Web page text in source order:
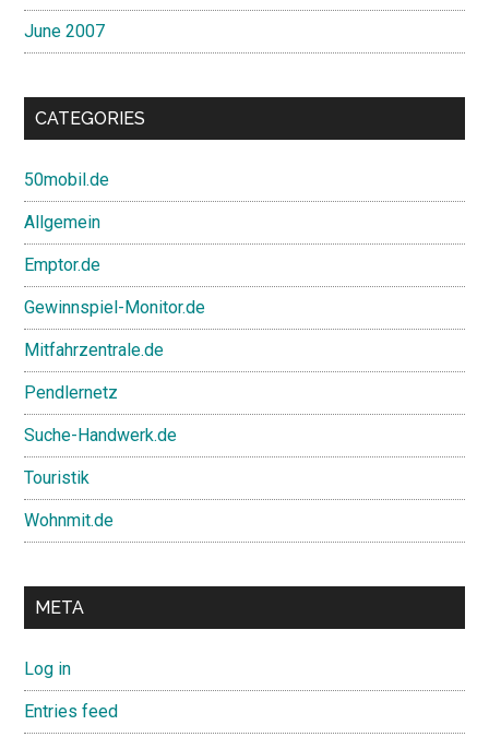
June 2007
CATEGORIES
50mobil.de
Allgemein
Emptor.de
Gewinnspiel-Monitor.de
Mitfahrzentrale.de
Pendlernetz
Suche-Handwerk.de
Touristik
Wohnmit.de
META
Log in
Entries feed